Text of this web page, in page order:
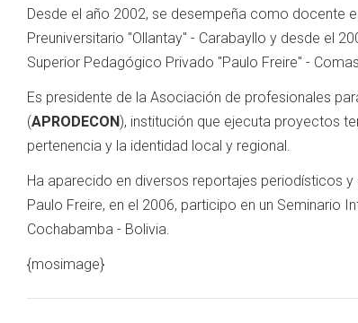
Desde el año 2002, se desempeña como docente
Preuniversitario "Ollantay" - Carabayllo y desde el
Superior Pedagógico Privado "Paulo Freire" -
Es presidente de la Asociación de profesionales
(APRODECON), institución que ejecuta proyectos
pertenencia y la identidad local y regional.
Ha aparecido en diversos reportajes periodísticos
Paulo Freire, en el 2006, participo en un Seminario
Cochabamba - Bolivia.
{mosimage}